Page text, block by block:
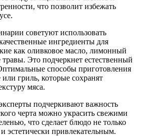
что позволит избежать
советуют использовать
ингредиенты для
как оливковое масло, лимонный
Это подчеркнет естественный
способы приготовления
гриль, которые сохранят
мяса.
подчеркивают важность
черта можно украсить свежими
что сделает блюдо не только
эстетически привлекательным.